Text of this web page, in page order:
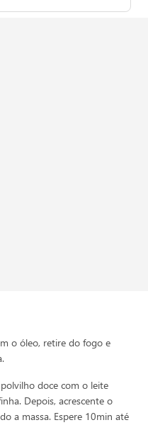
o óleo, retire do fogo e
doce com o leite
Depois, acrescente o
a massa. Espere 10min até